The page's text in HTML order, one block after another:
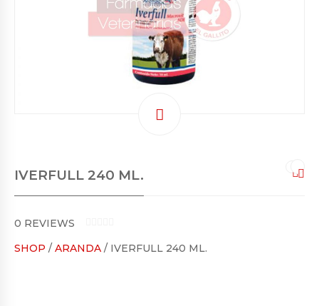
IVERFULL 240 ML.
0 REVIEWS
O
SHOP / ARANDA / IVERFULL 240 ML.